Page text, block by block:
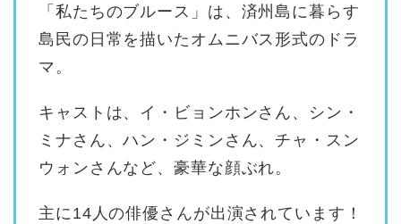
「私たちのブルース」は、済州島に暮らす
島民の日常を描いたオムニバス形式のドラ
マ。
キャストは、イ・ビョンホンさん、シン・
ミナさん、ハン・ジミンさん、チャ・スン
ウォンさんなど、豪華な顔ぶれ。
主に14人の俳優さんが出演されています！